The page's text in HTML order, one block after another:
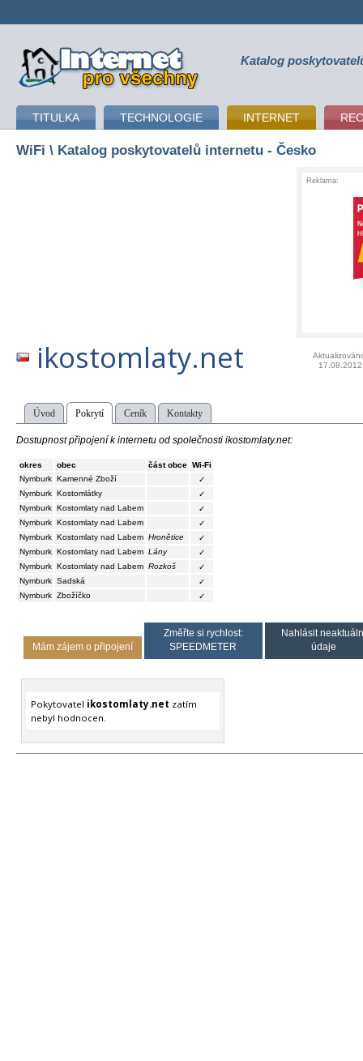
připojení k internetu Katalog
TITULKA TECHNOLOGIE INTERNET
WiFi \ Katalog poskytovatelů internetu - Česko
Reklama:
ikostomlaty.net
17.08.2012
Úvod Pokrytí Ceník Kontakty
Dostupnost připojení k internetu od společnosti ikostomlaty.net:
okres obec část obce Wi-Fi
Nymburk Kamenné Zboží
✓
Nymburk Kostomlátky
✓
Nymburk Kostomlaty nad Labem
✓
Nymburk Kostomlaty nad Labem
✓
Nymburk Kostomlaty nad Labem Hronětice
✓
Nymburk Kostomlaty nad Labem Lány
✓
Nymburk Kostomlaty nad Labem Rozkoš
✓
Nymburk Sadská
✓
Nymburk Zbožíčko ✓
Mám zájem o připojení
Změřte si rychlost:
SPEEDMETER
Nahlásit
údaje
Pokytovatel ikostomlaty.net zatím
nebyl hodnocen.